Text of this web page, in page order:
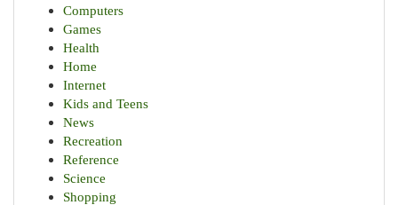
Computers
Games
Health
Home
Internet
Kids and Teens
News
Recreation
Reference
Science
Shopping